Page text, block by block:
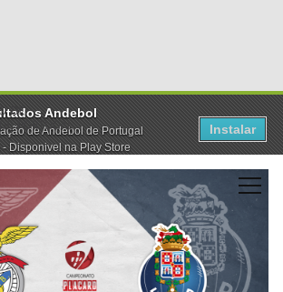
Andebol
de Andebol de Portugal
- Disponivel na Play Store
Instalar